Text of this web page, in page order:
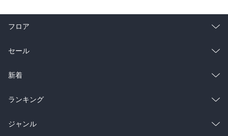
フロア
総合
ラノベ
雑誌・グラビア
BL・TL
セール
総合
ラノベ
雑誌・グラビア
新着
総合
ラノベ
ランキング
総合
ジャンル